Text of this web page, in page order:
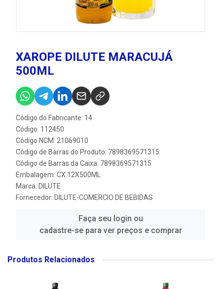
XAROPE DILUTE MARACUJÁ
500ML
Código do Fabricante: 14
Código: 112450
Código NCM: 21069010
Código de Barras do Produto: 7898369571315
Código de Barras da Caixa: 7898369571315
Embalagem: CX.12X500ML
Marca: DILUTE
Fornecedor: DILUTE-COMERCIO DE BEBIDAS
Faça seu login ou
cadastre-se para ver preços e comprar
Produtos Relacionados